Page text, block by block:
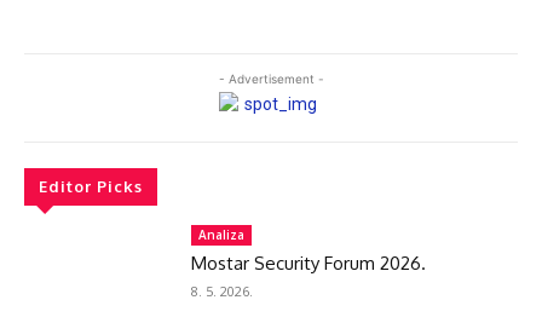
- Advertisement -
Editor Picks
Analiza
Mostar Security Forum 2026.
8. 5. 2026.